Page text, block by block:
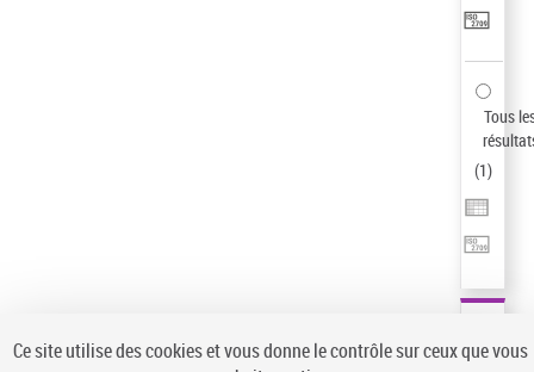
Tous
(1)
Ce site utilise des cookies et vous donne le contrôle sur ceux que vous